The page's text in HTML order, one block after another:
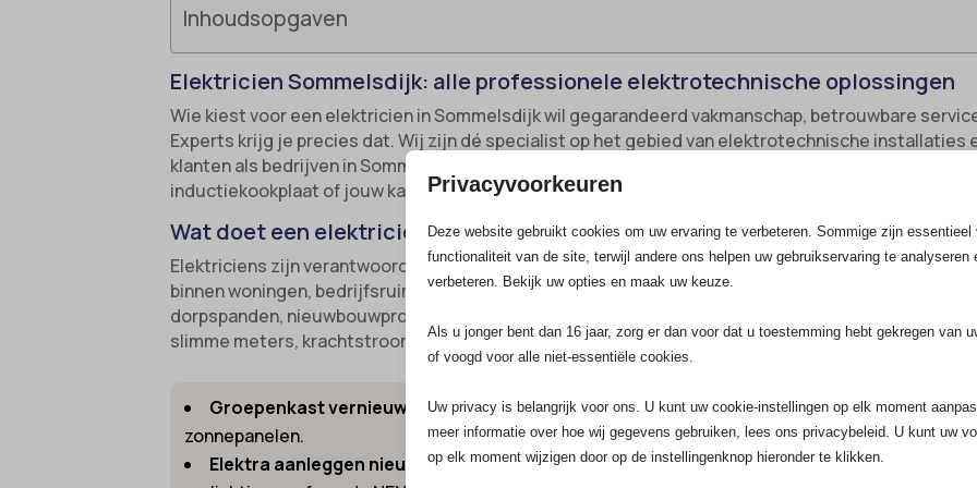
Inhoudsopgaven
Elektricien Sommelsdijk: alle professionele elektrotechnische oplossingen
Wie kiest voor een elektricien in Sommelsdijk wil gegarandeerd vakmanschap, betrouwbare
Experts krijg je precies dat. Wij zijn dé specialist op het gebied van elektrotechnische installaties
klanten als bedrijven in Sommelsdijk en omgeving. Of je nu een groepenkast wilt laten vervangen,
inductiekookplaat of jouw kantoor wilt voorzien van veiligheid volgens de laatste normen, ons
Wat doet een elektricien in Sommelsdijk?
Elektriciens zijn verantwoordelijk voor de aanleg, uitbreiding, inspectie, keuring en het
binnen woningen, bedrijfsruimtes en utiliteitsgebouwen. In Sommelsdijk werken wij veel voor
dorpspanden, nieuwbouwprojecten en kleine bedrijven. Hierdoor hebben we ervaring met
slimme meters, krachtstroominstallaties, laadpaal aansluitingen en arbeidsveiligheid.
Groepenkast vernieuwen of uitbreiden:Veiligheid en capaciteit van je stroomverdeling
zonnepanelen.
Elektra aanleggen nieuwbouwwoning:Complete installatie van bedrading, schakelaars,
Privacyvoorkeuren
Deze website gebruikt cookies om uw ervaring te verbeteren. Sommige zijn essentieel
functionaliteit van de site, terwijl andere ons helpen uw gebruikservaring te analyseren
verbeteren. Bekijk uw opties en maak uw keuze.
Als u jonger bent dan 16 jaar, zorg er dan voor dat u toestemming hebt gekregen van
of voogd voor alle niet-essentiële cookies.
Uw privacy is belangrijk voor ons. U kunt uw cookie-instellingen op elk moment
meer informatie over hoe wij gegevens gebruiken, lees ons privacybeleid. U kunt uw
op elk moment wijzigen door op de instellingenknop hieronder te klikken.